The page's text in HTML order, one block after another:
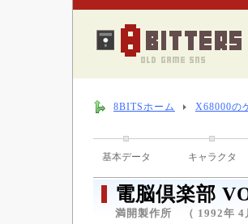
8BITSホーム X68000の
基本データ キャラクタ
電脳倶楽部
満開製作所 （ 1992年 4